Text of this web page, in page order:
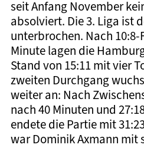
seit Anfang November
absolviert. Die 3. Liga ist
unterbrochen. Nach 10:8-
Minute lagen die
Stand von 15:11 mit vier
zweiten Durchgang
weiter an: Nach
nach 40 Minuten und
endete die Partie mit
war Dominik Axmann mit